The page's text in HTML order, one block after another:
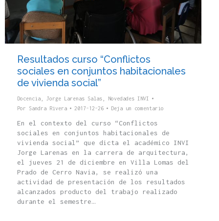
Resultados curso “Conflictos
sociales en conjuntos habitacionales
de vivienda social”
Docencia Jorge Larenas Salas
Novedades INVI
Por Sandra Rivera 2017-12-26 Deja un comentario
En el contexto del curso “Conflictos
sociales en conjuntos habitacionales de
vivienda social” que dicta el académico INVI
Jorge Larenas en la carrera de arquitectura,
el jueves 21 de diciembre en Villa Lomas del
Prado de Cerro Navia, se realizó una
actividad de presentación de los resultados
alcanzados producto del trabajo realizado
durante el semestre…